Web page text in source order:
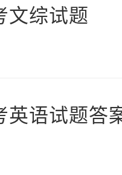
文综试题
英语试题答